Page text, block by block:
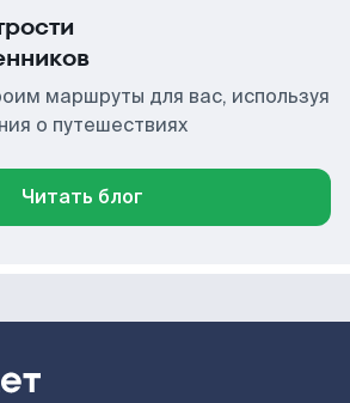
маршруты для вас, используя
о путешествиях
Читать блог